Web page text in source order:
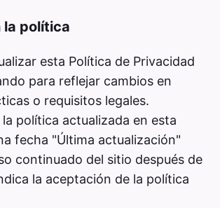
la política
esta Política de Privacidad
para reflejar cambios en
o requisitos legales.
política actualizada en esta
fecha "Última actualización"
continuado del sitio después de
la aceptación de la política